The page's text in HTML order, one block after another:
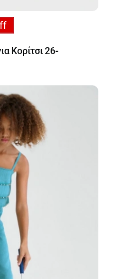
Κορίτσι 26-